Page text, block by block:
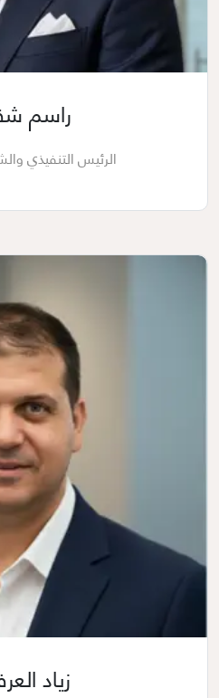
راسم
الرئيس التنفيذي
زياد